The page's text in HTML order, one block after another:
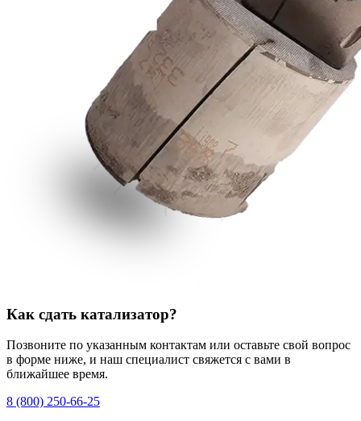
Как сдать катализатор?
Позвоните по указанным контактам или оставьте свой вопрос
в форме ниже, и наш специалист свяжется с вами в
ближайшее время.
8 (800) 250-66-25